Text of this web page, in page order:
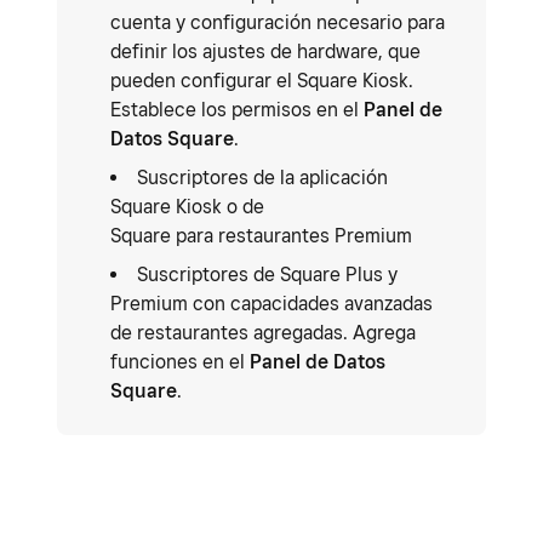
cuenta y configuración necesario para
definir los ajustes de hardware, que
pueden configurar el Square Kiosk.
Establece los permisos en el Panel de
Datos Square.
Suscriptores de la aplicación
Square Kiosk o de
Square para restaurantes Premium
Suscriptores de Square Plus y
Premium con capacidades avanzadas
de restaurantes agregadas. Agrega
funciones en el Panel de Datos
Square.